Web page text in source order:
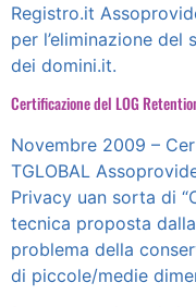
Registro.it
per l’eliminazione
dei domini.it.
Certificazione del LOG
Novembre 2009 –
TGLOBAL
Privacy uan sorta di
tecnica proposta
problema della
di piccole/medie